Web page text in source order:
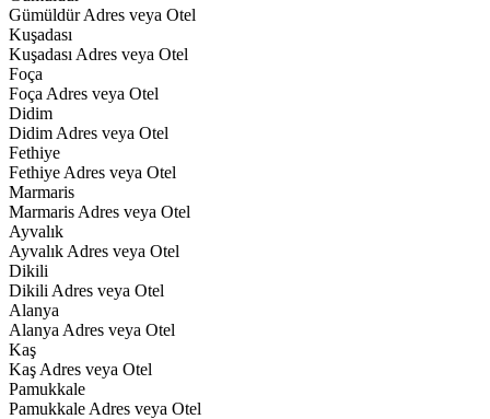
Gümüldür Adres veya Otel
Kuşadası
Kuşadası Adres veya Otel
Foça
Foça Adres veya Otel
Didim
Didim Adres veya Otel
Fethiye
Fethiye Adres veya Otel
Marmaris
Marmaris Adres veya Otel
Ayvalık
Ayvalık Adres veya Otel
Dikili
Dikili Adres veya Otel
Alanya
Alanya Adres veya Otel
Kaş
Kaş Adres veya Otel
Pamukkale
Pamukkale Adres veya Otel